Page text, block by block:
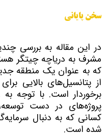
سخن پایانی
مشرف به دریاچه چیتگر
که به عنوان یک منطقه
از پتانسیل‌های بالایی
برخوردار است. با توجه
پروژه‌های در دست
کسانی که به دنبال
شده است.